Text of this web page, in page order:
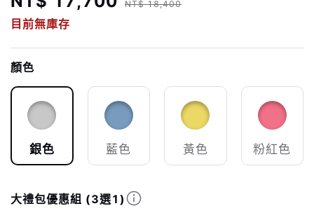
NT$ 18,400
目前無庫存
顏色
銀色 藍色 黃色 粉紅色
大禮包優惠組 (3選1)